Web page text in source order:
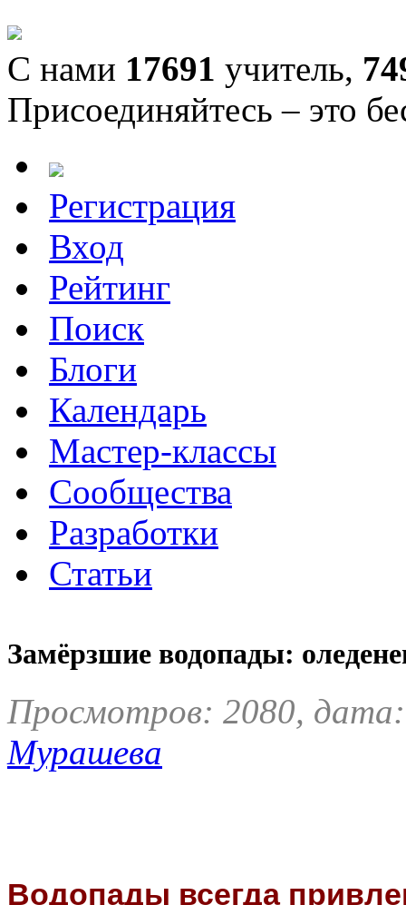
С нами 17691 учитель,
Присоединяйтесь – это
Регистрация
Вход
Рейтинг
Поиск
Блоги
Календарь
Мастер-классы
Сообщества
Разработки
Статьи
Замёрзшие водопады:
Просмотров: 2080,
Мурашева
Водопады всегда